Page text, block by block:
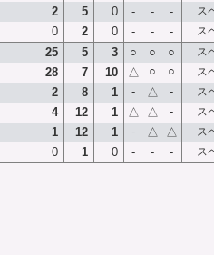
2 5 0 - - - ス
0 2 0 - - - ス
25 5 3 ○ ○ ○ ス
28 7 10 △ ○ ○ ス
2 8 1 - △ - ス
4 12 1 △ △ - ス
1 12 1 - △ △ ス
0 1 0 - - - ス